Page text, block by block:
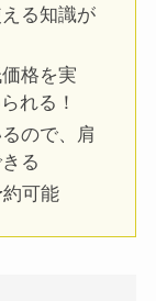
る知識が
格を実
れる！
ので、肩
る
可能